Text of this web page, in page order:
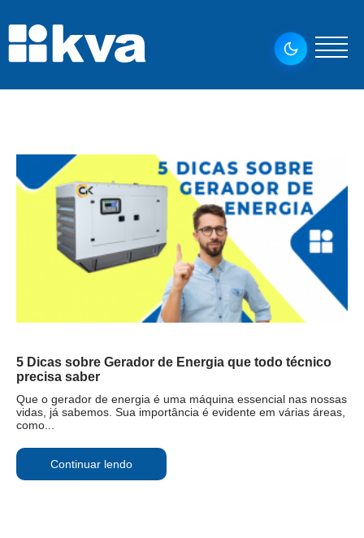
5 Dicas sobre Gerador de Energia que todo técnico
precisa saber
Que o gerador de energia é uma máquina essencial nas nossas
vidas, já sabemos. Sua importância é evidente em várias áreas,
como...
Continuar lendo